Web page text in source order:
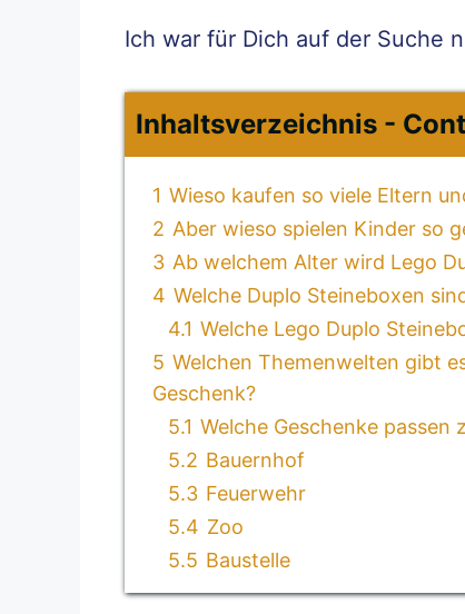
Ich war für Dich auf der Suche
Inhaltsverzeichnis -
1 Wieso kaufen so viele Eltern
2 Aber wieso spielen Kinder so
3 Ab welchem Alter wird Lego
4 Welche Duplo Steineboxen
4.1 Welche Lego Duplo
5 Welchen Themenwelten gibt
Geschenk?
5.1 Welche Geschenke passen
5.2 Bauernhof
5.3 Feuerwehr
5.4 Zoo
5.5 Baustelle